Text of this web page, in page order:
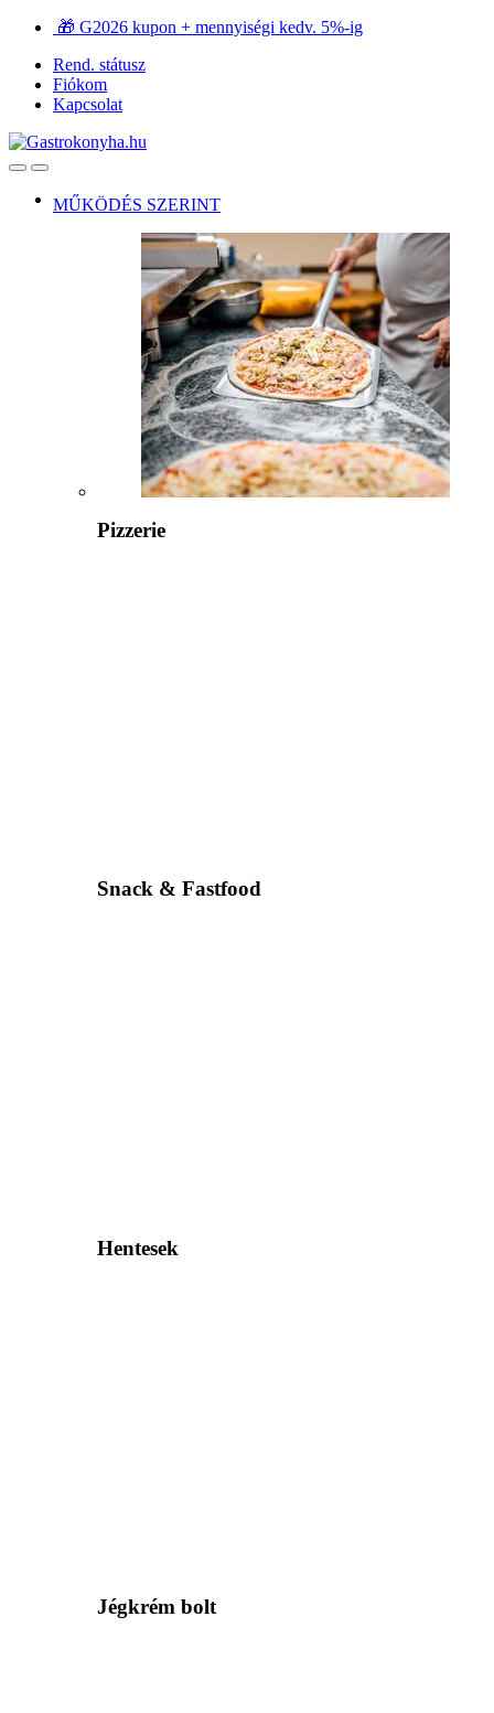
Ugrás
navigációhoz
Ugrás
tartalomra
🎁 G2026 kupon + mennyiségi kedv. 5%-ig
Rend. státusz
Fiókom
Kapcsolat
OpenClose
MŰKÖDÉS SZERINT
Pizzerie
Snack & Fastfood
Hentesek
Jégkrém bolt